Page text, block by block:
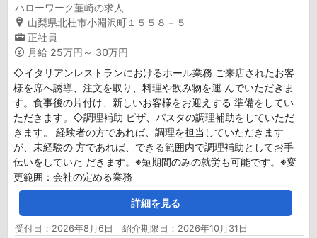
ハローワーク韮崎の求人
山梨県北杜市小淵沢町１５５８－５
正社員
月給 25万円～ 30万円
◇イタリアンレストランにおけるホール業務 ご来店されたお客
様を席へ誘導、注文を取り、料理や飲み物を運 んでいただきま
す。食事後の片付け、新しいお客様をお迎えする 準備をしてい
ただきます。◇調理補助 ピザ、パスタの調理補助をしていただ
きます。 経験者の方であれば、調理を担当していただきます
が、未経験の 方であれば、できる範囲内で調理補助としてお手
伝いをしていた だきます。※短期間のみの就労も可能です。※変
更範囲：会社の定める業務
詳細を見る
受付日：2026年8月6日 紹介期限日：2026年10月31日